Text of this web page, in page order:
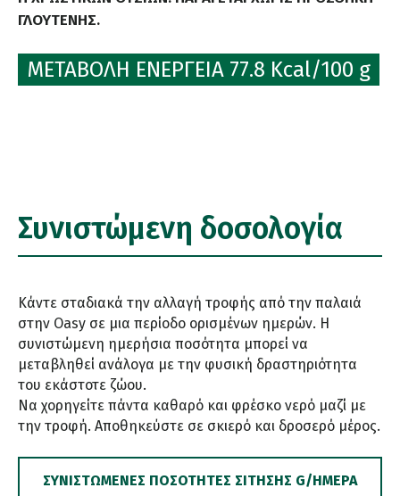
ΓΛΟΥΤΕΝΗΣ.
ΜΕΤΑΒΟΛΗ ΕΝΕΡΓΕΙΑ 77.8 Kcal/100 g
Συνιστώμενη δοσολογία
Κάντε σταδιακά την αλλαγή τροφής από την παλαιά
στην Oasy σε μια περίοδο ορισμένων ημερών. Η
συνιστώμενη ημερήσια ποσότητα μπορεί να
μεταβληθεί ανάλογα με την φυσική δραστηριότητα
του εκάστοτε ζώου.
Να χορηγείτε πάντα καθαρό και φρέσκο νερό μαζί με
την τροφή. Αποθηκεύστε σε σκιερό και δροσερό μέρος.
ΣΥΝΙΣΤΏΜΕΝΕΣ ΠΟΣΌΤΗΤΕΣ ΣΊΤΗΣΗΣ G/ΗΜΈΡΑ